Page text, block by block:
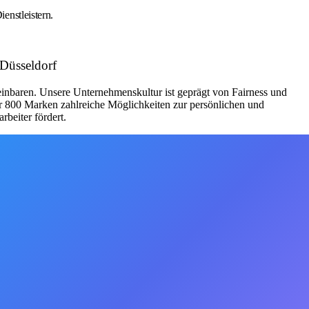
Unsere Unternehmenskultur ist geprägt von Fairness und
Marken zahlreiche Möglichkeiten zur persönlichen und
fördert.